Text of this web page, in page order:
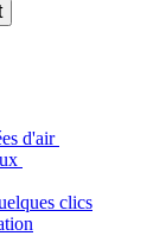
d'air
clics